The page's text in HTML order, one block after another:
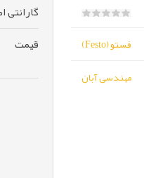
فستو (Festo)
مهندسی آبان
قیمت